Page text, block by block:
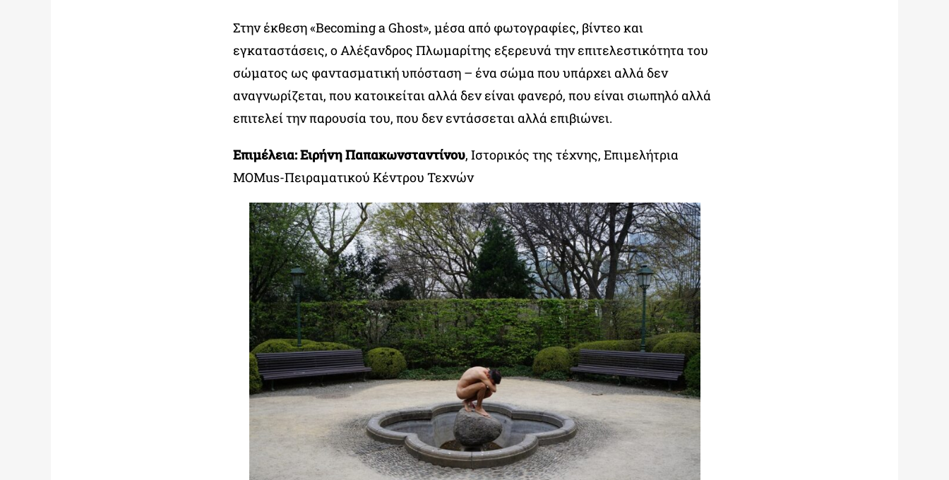
Στην έκθεση «Becoming a Ghost», μέσα από φωτογραφίες, βίντεο και
εγκαταστάσεις, ο Αλέξανδρος Πλωμαρίτης εξερευνά την επιτελεστικότητα του
σώματος ως φαντασματική υπόσταση – ένα σώμα που υπάρχει αλλά δεν
αναγνωρίζεται, που κατοικείται αλλά δεν είναι φανερό, που είναι σιωπηλό αλλά
επιτελεί την παρουσία του, που δεν εντάσσεται αλλά επιβιώνει.
Επιμέλεια:Ειρήνη Παπακωνσταντίνου, Ιστορικός της τέχνης, Επιμελήτρια
MOMus-Πειραματικού Κέντρου Τεχνών